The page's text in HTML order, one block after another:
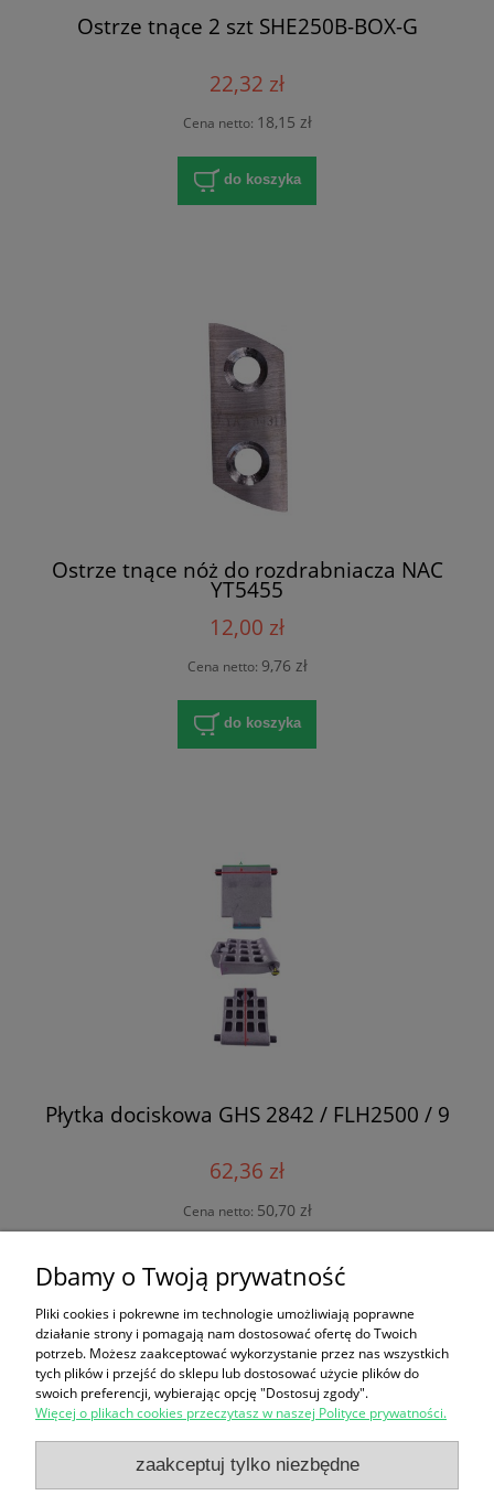
Ostrze tnące 2 szt SHE250B-BOX-G
22,32 zł
Cena netto: 18,15 zł
do koszyka
Ostrze tnące nóż do rozdrabniacza NAC
YT5455
12,00 zł
Cena netto: 9,76 zł
do koszyka
Płytka dociskowa GHS 2842 / FLH2500 / 9
62,36 zł
Cena netto: 50,70 zł
do koszyka
Zakupy
Pomoc
Polecamy
Dbamy o Twoją prywatność
Pliki cookies i pokrewne im technologie umożliwiają poprawne
działanie strony i pomagają nam dostosować ofertę do Twoich
potrzeb. Możesz zaakceptować wykorzystanie przez nas wszystkich
tych plików i przejść do sklepu lub dostosować użycie plików do
swoich preferencji, wybierając opcję "Dostosuj zgody".
Więcej o plikach cookies przeczytasz w naszej Polityce prywatności.
zaakceptuj tylko niezbędne